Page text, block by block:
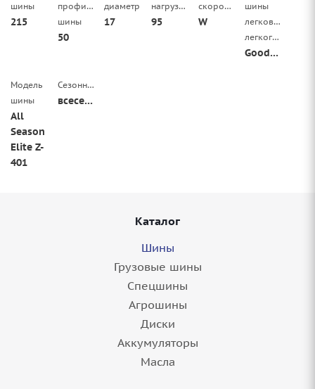
шины
215
профиля
шины
50
диаметр
17
нагрузки
95
скорости
W
шины
легковой/
легкогрузовой
Goodride
Модель
шины
All
Season
Elite Z-
401
Сезонность
всесезонные
Каталог
Шины
Грузовые шины
Спецшины
Агрошины
Диски
Аккумуляторы
Масла